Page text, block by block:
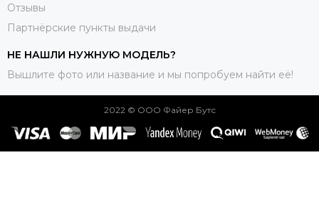
Отзывы
Партнёрские пункты выдачи
НЕ НАШЛИ НУЖНУЮ МОДЕЛЬ?
Вышлите фото или название и мы попробуем найти её!
2022 © ООО Файер Бутс